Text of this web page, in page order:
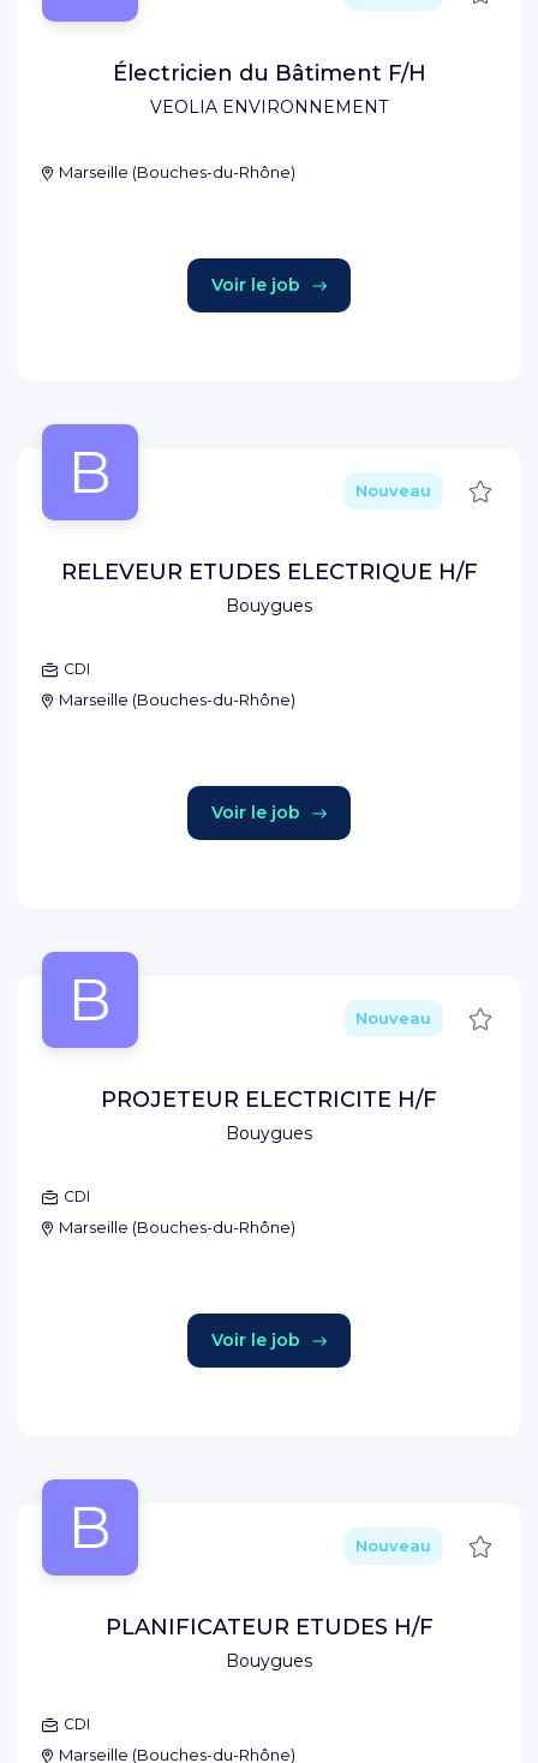
VEOLIA ENVIRONNEMENT
Électricien du Bâtiment F/H
Marseille (Bouches-du-Rhône)
Voir le job
B
Bouygues
Nouveau
RELEVEUR ETUDES ELECTRIQUE H/F
CDI
Marseille (Bouches-du-Rhône)
Voir le job
B
Bouygues
Nouveau
PROJETEUR ELECTRICITE H/F
CDI
Marseille (Bouches-du-Rhône)
Voir le job
B
Bouygues
Nouveau
PLANIFICATEUR ETUDES H/F
CDI
Marseille (Bouches-du-Rhône)